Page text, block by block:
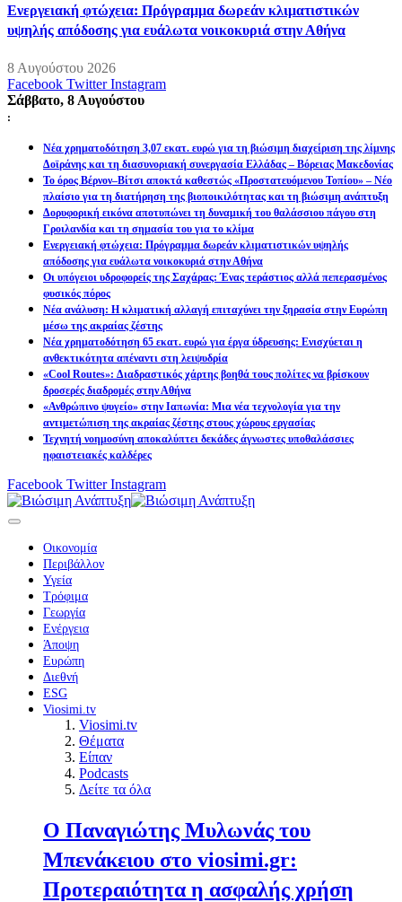
Ενεργειακή φτώχεια: Πρόγραμμα δωρεάν κλιματιστικών
υψηλής απόδοσης για ευάλωτα νοικοκυριά στην Αθήνα
8 Αυγούστου 2026
Facebook Twitter Instagram
Σάββατο, 8 Αυγούστου
:
Νέα χρηματοδότηση 3,07 εκατ. ευρώ για τη βιώσιμη διαχείριση της λίμνης
Δοϊράνης και τη διασυνοριακή συνεργασία Ελλάδας – Βόρειας Μακεδονίας
Το όρος Βέρνον–Βίτσι αποκτά καθεστώς «Προστατευόμενου Τοπίου» – Νέο
πλαίσιο για τη διατήρηση της βιοποικιλότητας και τη βιώσιμη ανάπτυξη
Δορυφορική εικόνα αποτυπώνει τη δυναμική του θαλάσσιου πάγου στη
Γροιλανδία και τη σημασία του για το κλίμα
Ενεργειακή φτώχεια: Πρόγραμμα δωρεάν κλιματιστικών υψηλής
απόδοσης για ευάλωτα νοικοκυριά στην Αθήνα
Οι υπόγειοι υδροφορείς της Σαχάρας: Ένας τεράστιος αλλά πεπερασμένος
φυσικός πόρος
Νέα ανάλυση: Η κλιματική αλλαγή επιταχύνει την ξηρασία στην Ευρώπη
μέσω της ακραίας ζέστης
Νέα χρηματοδότηση 65 εκατ. ευρώ για έργα ύδρευσης: Ενισχύεται η
ανθεκτικότητα απέναντι στη λειψυδρία
«Cool Routes»: Διαδραστικός χάρτης βοηθά τους πολίτες να βρίσκουν
δροσερές διαδρομές στην Αθήνα
«Ανθρώπινο ψυγείο» στην Ιαπωνία: Μια νέα τεχνολογία για την
αντιμετώπιση της ακραίας ζέστης στους χώρους εργασίας
Τεχνητή νοημοσύνη αποκαλύπτει δεκάδες άγνωστες υποθαλάσσιες
ηφαιστειακές καλδέρες
Facebook Twitter Instagram
Οικονομία
Περιβάλλον
Υγεία
Τρόφιμα
Γεωργία
Ενέργεια
Άποψη
Ευρώπη
Διεθνή
ESG
Viosimi.tv
Viosimi.tv
Θέματα
Είπαν
Podcasts
Δείτε τα όλα
Ο Παναγιώτης Μυλωνάς του
Μπενάκειου στο viosimi.gr:
Προτεραιότητα η ασφαλής χρήση